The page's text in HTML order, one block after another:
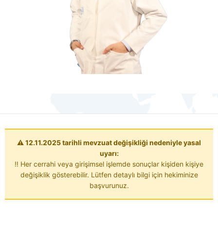
⚠️ 12.11.2025 tarihli mevzuat değişikliği nedeniyle yasal
uyarı:
‼️ Her cerrahi veya girişimsel işlemde sonuçlar kişiden kişiye
değişiklik gösterebilir. Lütfen detaylı bilgi için hekiminize
başvurunuz.